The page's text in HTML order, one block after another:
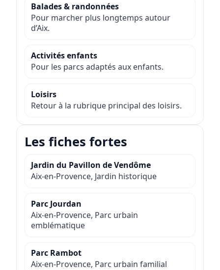
Balades & randonnées
Pour marcher plus longtemps autour
d’Aix.
Activités enfants
Pour les parcs adaptés aux enfants.
Loisirs
Retour à la rubrique principal des loisirs.
Les fiches fortes
Jardin du Pavillon de Vendôme
Aix-en-Provence, Jardin historique
Parc Jourdan
Aix-en-Provence, Parc urbain
emblématique
Parc Rambot
Aix-en-Provence, Parc urbain familial